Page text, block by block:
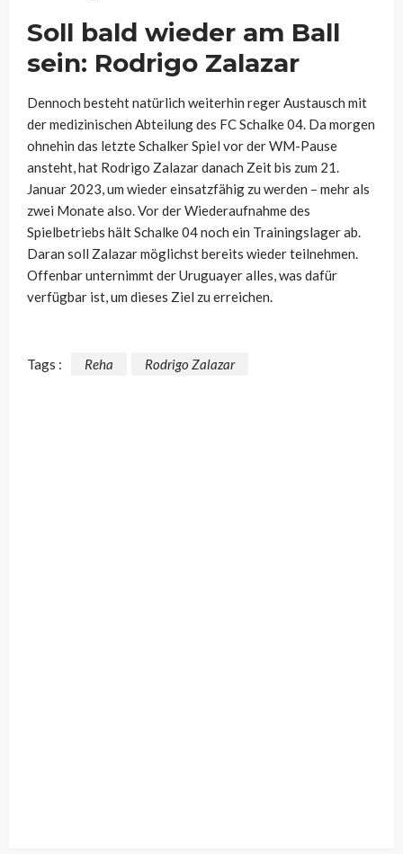
Soll bald wieder am Ball
sein: Rodrigo Zalazar
Dennoch besteht natürlich weiterhin reger Austausch mit
der medizinischen Abteilung des FC Schalke 04. Da morgen
ohnehin das letzte Schalker Spiel vor der WM-Pause
ansteht, hat Rodrigo Zalazar danach Zeit bis zum 21.
Januar 2023, um wieder einsatzfähig zu werden – mehr als
zwei Monate also. Vor der Wiederaufnahme des
Spielbetriebs hält Schalke 04 noch ein Trainingslager ab.
Daran soll Zalazar möglichst bereits wieder teilnehmen.
Offenbar unternimmt der Uruguayer alles, was dafür
verfügbar ist, um dieses Ziel zu erreichen.
Tags : Reha Rodrigo Zalazar